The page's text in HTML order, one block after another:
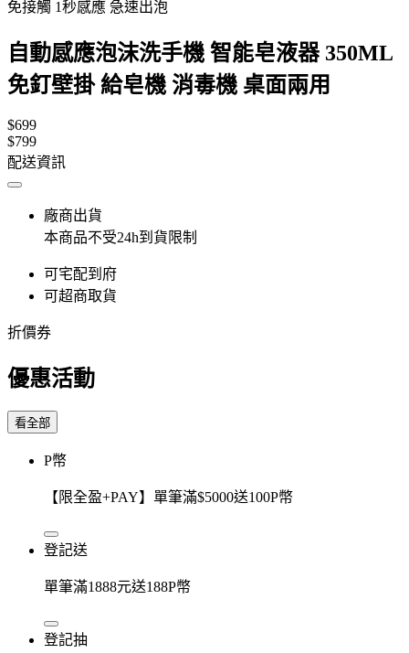
免接觸 1秒感應 急速出泡
自動感應泡沫洗手機 智能皂液器 350ML
免釘壁掛 給皂機 消毒機 桌面兩用
$699
$799
配送資訊
廠商出貨
本商品不受24h到貨限制
可宅配到府
可超商取貨
折價券
優惠活動
看全部
P幣
【限全盈+PAY】單筆滿$5000送100P幣
登記送
單筆滿1888元送188P幣
登記抽